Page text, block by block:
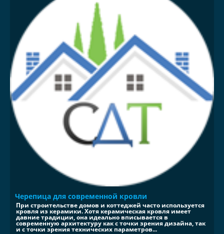
Черепица для современной кровли
При строительстве домов и коттеджей часто используется
кровля из керамики. Хотя керамическая кровля имеет
давние традиции, она идеально вписывается в
современную архитектуру как с точки зрения дизайна, так
и с точки зрения технических параметров...